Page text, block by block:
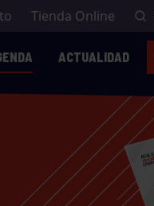
Tienda Online
ACTUALIDAD